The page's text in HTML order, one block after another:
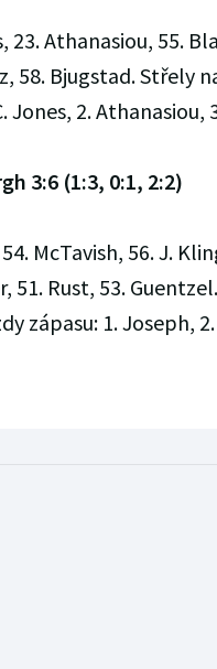
23. Athanasiou, 55.
58. Bjugstad. Střely
Jones, 2. Athanasiou,
3:6 (1:3, 0:1, 2:2)
McTavish, 56. J.
51. Rust, 53.
zápasu: 1. Joseph,